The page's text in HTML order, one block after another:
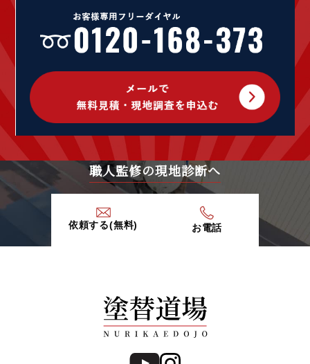
2021年4月 (1)
2020年12月 (1)
2020年9月 (1)
2020年5月 (1)
2020年4月 (5)
2020年3月 (7)
2020年1月 (9)
2019年12月 (6)
2019年11月 (13)
2019年10月 (15)
2019年9月 (20)
職人監修の現地診断へ
依頼する(無料) お電話